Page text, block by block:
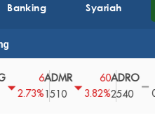
Banking Syariah
2.73%
ADMR
1510
3.82%
ADRO
2540
0
0%
43